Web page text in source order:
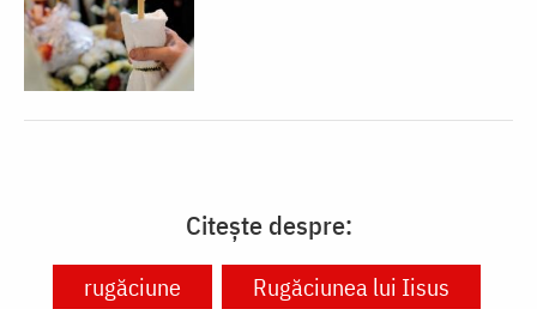
Citește despre:
rugăciune
Rugăciunea lui Iisus